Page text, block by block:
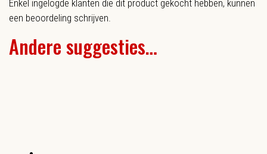
Enkel ingelogde klanten die dit product gekocht hebben, kunnen
een beoordeling schrijven.
Andere suggesties…